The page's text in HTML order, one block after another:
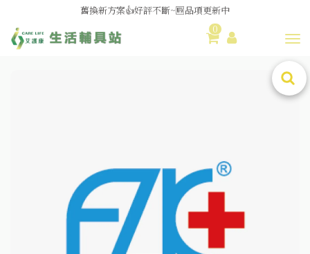
舊換新方案👍好評不斷~🆕品項更新中
😆備餐原來可以這麼輕鬆🎌KEWPIE介護食🍱營養均衡
0